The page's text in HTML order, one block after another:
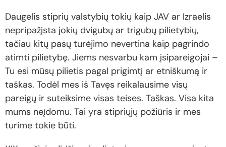
Daugelis stiprių valstybių tokių kaip JAV ar Izraelis
nepripažįsta jokių dvigubų ar trigubų pilietybių,
tačiau kitų pasų turėjimo nevertina kaip pagrindo
atimti pilietybę. Jiems nesvarbu kam įsipareigojai –
Tu esi mūsų pilietis pagal prigimtį ar etniškumą ir
taškas. Todėl mes iš Tavęs reikalausime visų
pareigų ir suteiksime visas teises. Taškas. Visa kita
mums neįdomu. Tai yra stipriųjų požiūris ir mes
turime tokie būti.